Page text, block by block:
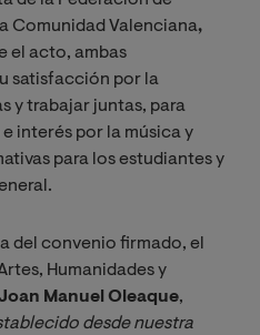
Comunidad Valenciana,
el acto, ambas
satisfacción por la
y trabajar juntas, para
interés por la música y
para los estudiantes y
del convenio firmado, el
Humanidades y
Manuel Oleaque,
desde nuestra